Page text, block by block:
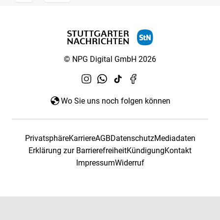
© NPG Digital GmbH 2026
Wo Sie uns noch folgen können
PrivatsphäreKarriereAGBDatenschutzMediadaten
Erklärung zur BarrierefreiheitKündigungKontakt
ImpressumWiderruf